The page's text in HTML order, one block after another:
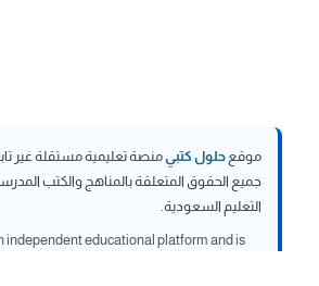
موقع حلول كتبيمنصة تعليمية مستقلة غير
جميع الحقوق المتعلقة بالمناهج والكتب
التعليم السعودية.
independent educational platform and is